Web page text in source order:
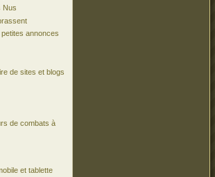
Nus
annonces
de sites et blogs
de combats à
et tablette